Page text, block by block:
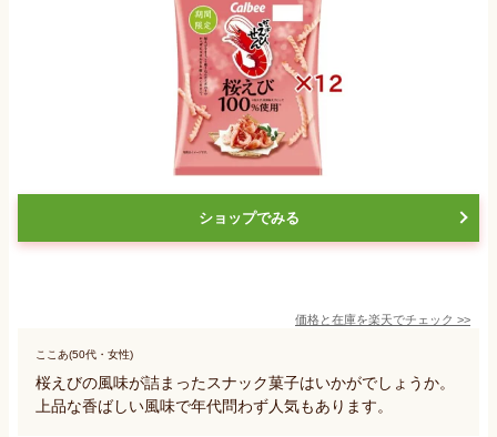
ショップでみる
価格と在庫を楽天でチェック >>
ここあ(50代・女性)
桜えびの風味が詰まったスナック菓子はいかがでしょうか。
上品な香ばしい風味で年代問わず人気もあります。